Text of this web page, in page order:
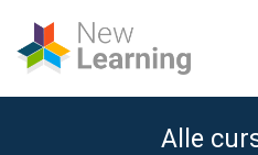
Alle